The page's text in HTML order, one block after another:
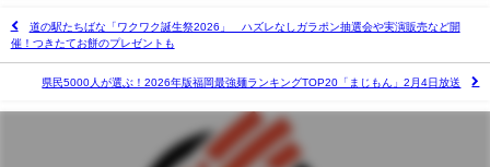
道の駅たちばな「ワクワク誕生祭2026」 ハズレなしガラポン抽選会や実演販売など開
催！つきたてお餅のプレゼントも
県民5000人が選ぶ！2026年版福岡最強麺ランキングTOP20「まじもん」2月4日放送